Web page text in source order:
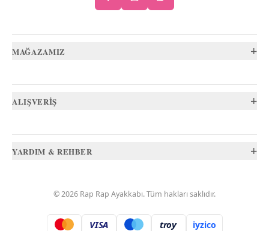
MAĞAZAMIZ +
ALIŞVERİŞ +
YARDIM & REHBER +
©2026 Rap Rap Ayakkabı. Tüm hakları saklıdır.
VISA troy. iyzico